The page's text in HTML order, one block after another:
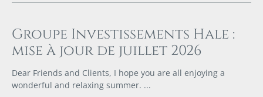
Groupe Investissements Hale :
mise à jour de juillet 2026
Dear Friends and Clients, I hope you are all enjoying a
wonderful and relaxing summer.